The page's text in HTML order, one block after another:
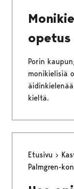
opetus
Porin
monikielisiä
kieltä.
Etusivu
Palmgren-